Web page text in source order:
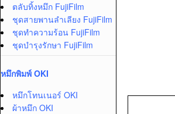
ตลับทิ้งหมึก FujiFilm
ชุดสายพานลำเลียง FujiFilm
ชุดทำความร้อน FujiFilm
ชุดบำรุงรักษา FujiFilm
หมึกพิมพ์ OKI
หมึกโทนเนอร์ OKI
ผ้าหมึก OKI